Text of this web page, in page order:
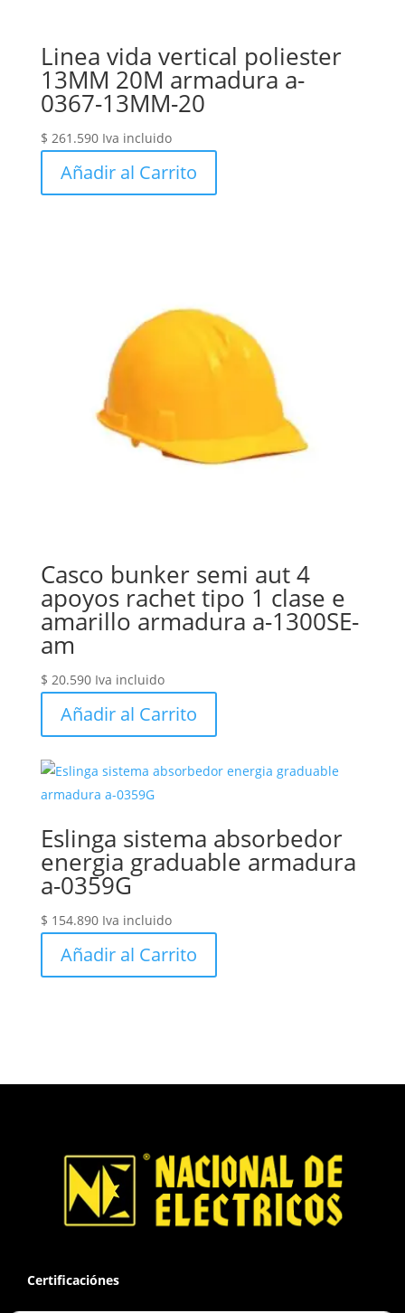
Linea vida vertical poliester
13MM 20M armadura a-
0367-13MM-20
$ 261.590 Iva incluido
Añadir al Carrito
Casco bunker semi aut 4
apoyos rachet tipo 1 clase e
amarillo armadura a-1300SE-
am
$ 20.590 Iva incluido
Añadir al Carrito
Eslinga sistema absorbedor
energia graduable armadura
a-0359G
$ 154.890 Iva incluido
Añadir al Carrito
Certificaciónes